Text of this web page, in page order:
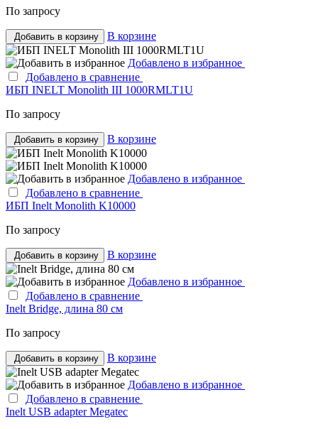
По запросу
Добавить в корзину В корзине
Добавлено в избранное
Добавлено в сравнение
ИБП INELT Monolith III 1000RMLT1U
По запросу
Добавить в корзину В корзине
Добавлено в избранное
Добавлено в сравнение
ИБП Inelt Monolith K10000
По запросу
Добавить в корзину В корзине
Добавлено в избранное
Добавлено в сравнение
Inelt Bridge, длина 80 см
По запросу
Добавить в корзину В корзине
Добавлено в избранное
Добавлено в сравнение
Inelt USB adapter Megatec